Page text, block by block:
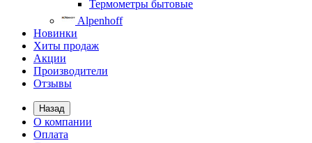
Термометры бытовые
Alpenhoff
Новинки
Хиты продаж
Акции
Производители
Отзывы
Назад
О компании
Оплата